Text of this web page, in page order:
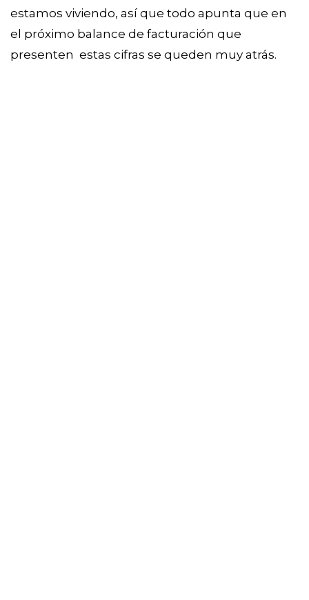
estamos viviendo, así que todo apunta que en
el próximo balance de facturación que
presenten  estas cifras se queden muy atrás.